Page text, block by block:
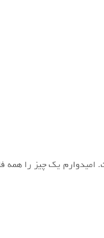
یک چیز را همه